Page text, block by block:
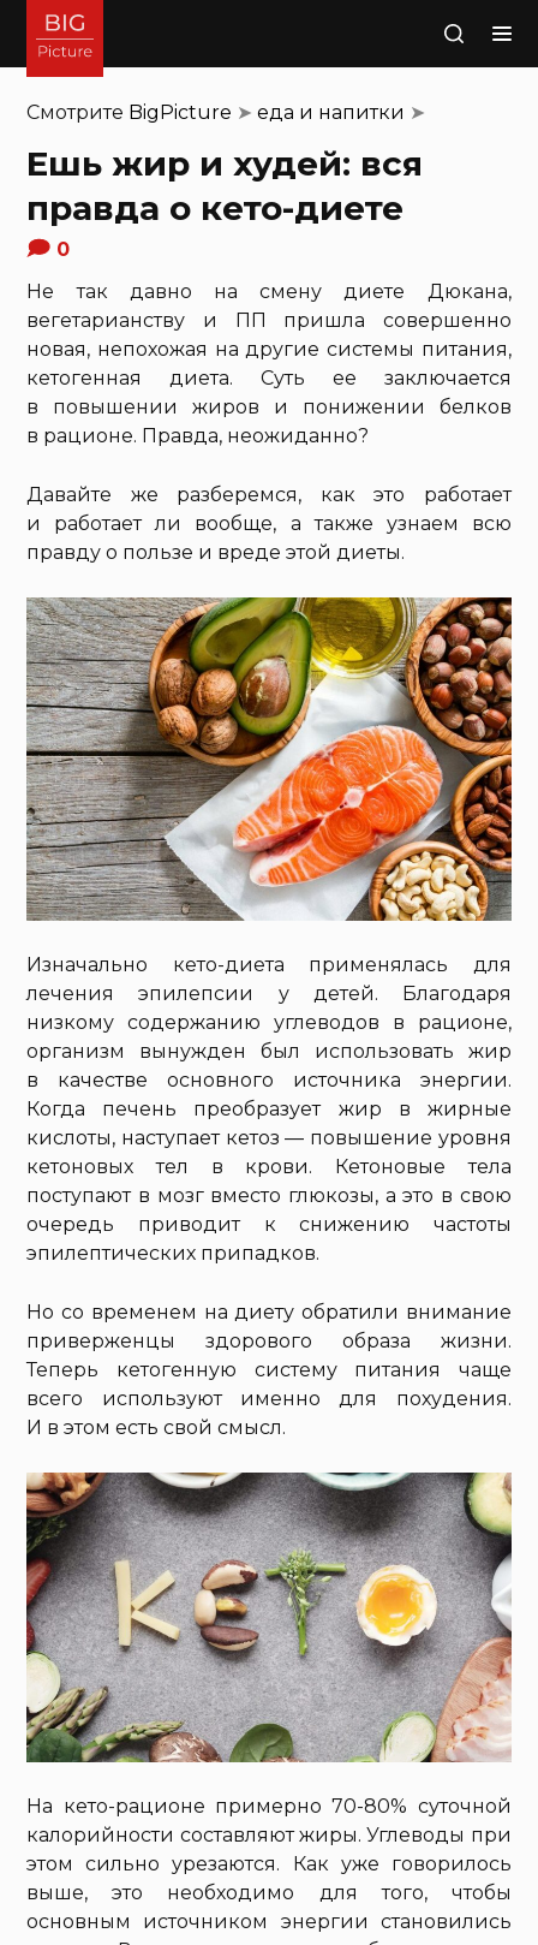
Поиск
Смотрите BigPicture ➤еда и напитки ➤
Ешь жир и худей: вся
правда о кето-диете
0
Не так давно на смену диете Дюкана,
вегетарианству и ПП пришла совершенно
новая, непохожая на другие системы питания,
кетогенная диета. Суть ее заключается
в повышении жиров и понижении белков
в рационе. Правда, неожиданно?
Давайте же разберемся, как это работает
и работает ли вообще, а также узнаем всю
правду о пользе и вреде этой диеты.
Изначально кето-диета применялась для
лечения эпилепсии у детей. Благодаря
низкому содержанию углеводов в рационе,
организм вынужден был использовать жир
в качестве основного источника энергии.
Когда печень преобразует жир в жирные
кислоты, наступает кетоз — повышение уровня
кетоновых тел в крови. Кетоновые тела
поступают в мозг вместо глюкозы, а это в свою
очередь приводит к снижению частоты
эпилептических припадков.
Но со временем на диету обратили внимание
приверженцы здорового образа жизни.
Теперь кетогенную систему питания чаще
всего используют именно для похудения.
И в этом есть свой смысл.
На кето-рационе примерно 70-80% суточной
калорийности составляют жиры. Углеводы при
этом сильно урезаются. Как уже говорилось
выше, это необходимо для того, чтобы
основным источником энергии становились